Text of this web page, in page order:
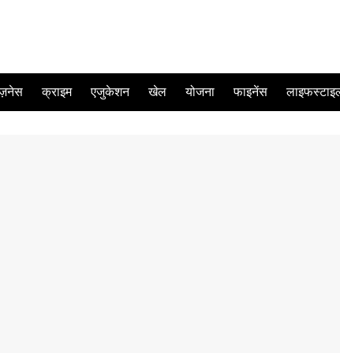
क्राइम एजुकेशन खेल योजना फाइनेंस